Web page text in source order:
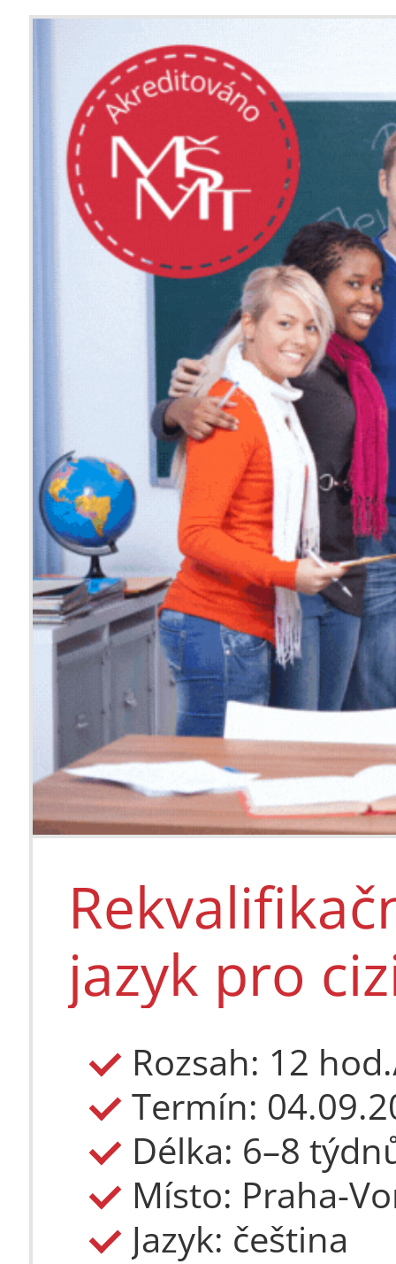
Letní
Termín:
Délka: 2
56 153 Kč
2 410 €
jazyk pro
Rozsah: 12
Délka: 6–8
Místo: Praha-
Jazyk: čeština